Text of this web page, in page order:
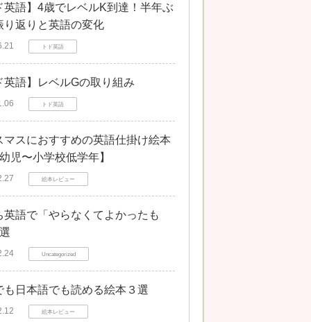
英語】4歳でレベルK到達！半年ぶ
り返りと英語の変化
トド英語
英語】レベルGの取り組み
トド英語
マスにおすすめの英語仕掛け絵本
児〜小学校低学年】
絵本レビュー
英語で「やらなくてよかったも
Uncategorized
も日本語でも読める絵本３選
絵本レビュー